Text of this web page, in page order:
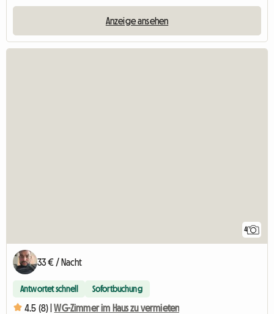
Anzeige ansehen
4
33 € / Nacht
Antwortet schnell Sofortbuchung
4.5 (8) | WG-Zimmer im Haus zu vermieten